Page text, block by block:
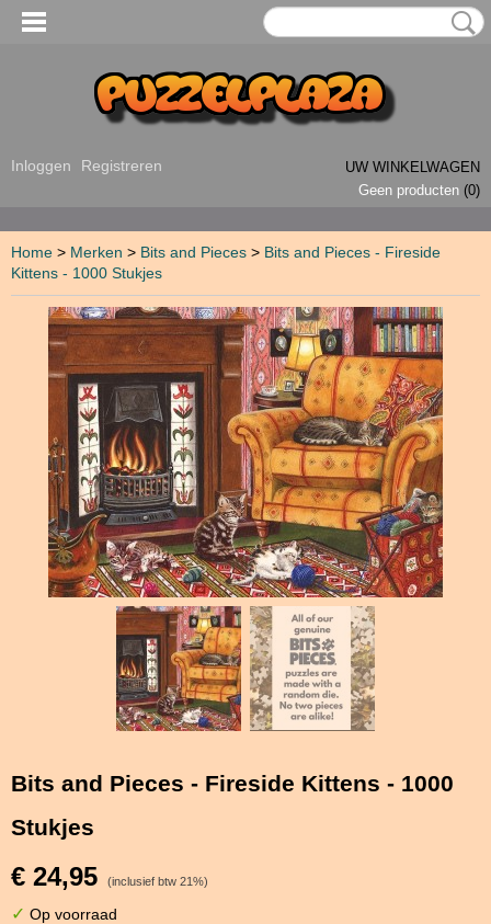
Inloggen Registreren
UW WINKELWAGEN
Geen producten (0)
Home > Merken > Bits and Pieces > Bits and Pieces - Fireside
Kittens - 1000 Stukjes
Bits and Pieces - Fireside Kittens - 1000
Stukjes
€ 24,95 (inclusief btw 21%)
✓ Op voorraad